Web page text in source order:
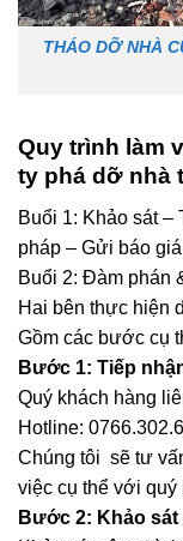
THÁO DỠ NHÀ
Quy trình làm
ty phá dỡ nhà
Buổi 1: Khảo sát
pháp – Gửi báo
Buổi 2: Đàm phán
Hai bên thực hiện
Gồm các bước cụ
Bước 1: Tiếp
Quý khách hàng
Hotline:
Chúng tôi sẽ tư
việc cụ thể với quý
Bước 2: Khảo